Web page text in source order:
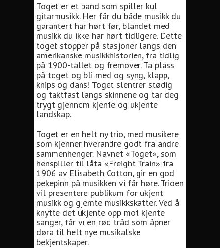
Toget er et band som spiller kul
gitarmusikk. Her får du både musikk du
garantert har hørt før, blandet med
musikk du ikke har hørt tidligere. Dette
toget stopper på stasjoner langs den
amerikanske musikkhistorien, fra tidlig
på 1900-tallet og fremover. Ta plass
på toget og bli med og syng, klapp,
knips og dans! Toget slentrer stødig
og taktfast langs skinnene og tar deg
trygt gjennom kjente og ukjente
landskap.
Toget er en helt ny trio, med musikere
som kjenner hverandre godt fra andre
sammenhenger. Navnet «Toget», som
henspiller til låta «Freight Train» fra
1906 av Elisabeth Cotton, gir en god
pekepinn på musikken vi får høre. Trioen
vil presentere publikum for ukjent
musikk og gjemte musikkskatter. Ved å
knytte det ukjente opp mot kjente
sanger, får vi en rød tråd som åpner
døra til helt nye musikalske
bekjentskaper.